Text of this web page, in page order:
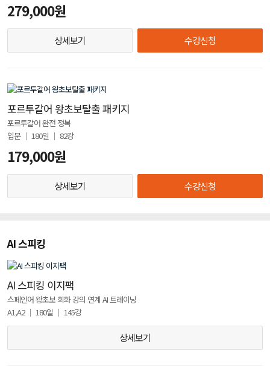
279,000원
상세보기 수강신청
포르투갈어 왕초보탈출 패키지
포르투갈어 완전 정복
입문 │ 180일 │ 82강
179,000원
상세보기 수강신청
AI 스피킹
AI 스피킹 이지팩
스페인어 왕초보 회화 강의 연계 AI 트레이닝
A1,A2 │ 180일 │ 145강
상세보기